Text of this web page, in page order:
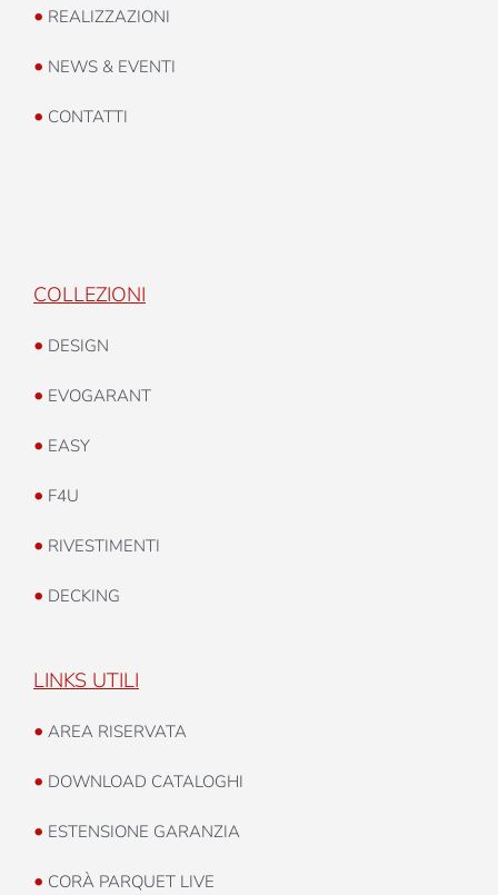
• REALIZZAZIONI
• NEWS & EVENTI
• CONTATTI
COLLEZIONI
• DESIGN
• EVOGARANT
• EASY
• F4U
• RIVESTIMENTI
• DECKING
LINKS UTILI
• AREA RISERVATA
• DOWNLOAD CATALOGHI
• ESTENSIONE GARANZIA
• CORÀ PARQUET LIVE